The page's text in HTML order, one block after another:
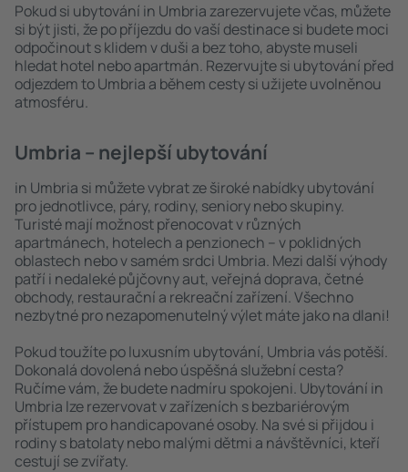
Pokud si ubytování in Umbria zarezervujete včas, můžete
si být jisti, že po příjezdu do vaší destinace si budete moci
odpočinout s klidem v duši a bez toho, abyste museli
hledat hotel nebo apartmán. Rezervujte si ubytování před
odjezdem to Umbria a během cesty si užijete uvolněnou
atmosféru.
Umbria – nejlepší ubytování
in Umbria si můžete vybrat ze široké nabídky ubytování
pro jednotlivce, páry, rodiny, seniory nebo skupiny.
Turisté mají možnost přenocovat v různých
apartmánech, hotelech a penzionech – v poklidných
oblastech nebo v samém srdci Umbria. Mezi další výhody
patří i nedaleké půjčovny aut, veřejná doprava, četné
obchody, restaurační a rekreační zařízení. Všechno
nezbytné pro nezapomenutelný výlet máte jako na dlani!
Pokud toužíte po luxusním ubytování, Umbria vás potěší.
Dokonalá dovolená nebo úspěšná služební cesta?
Ručíme vám, že budete nadmíru spokojeni. Ubytování in
Umbria lze rezervovat v zařízeních s bezbariérovým
přístupem pro handicapované osoby. Na své si přijdou i
rodiny s batolaty nebo malými dětmi a návštěvníci, kteří
cestují se zvířaty.